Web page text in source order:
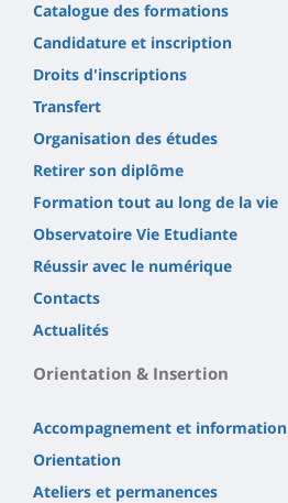
Catalogue des formations
Candidature et inscription
Droits d'inscriptions
Transfert
Organisation des études
Retirer son diplôme
Formation tout au long de la vie
Observatoire Vie Etudiante
Réussir avec le numérique
Contacts
Actualités
Orientation & Insertion
Accompagnement et information
Orientation
Ateliers et permanences